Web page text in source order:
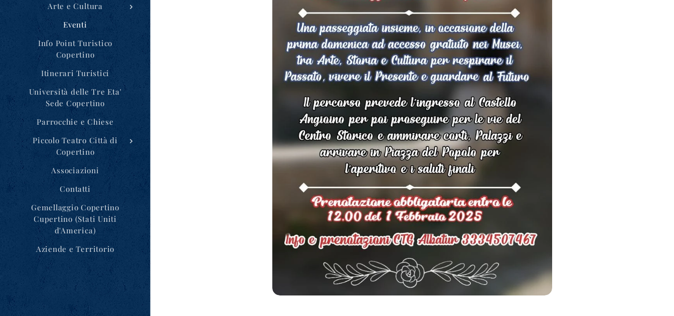
Arte e Cultura
Eventi
Info Point Turistico
Copertino
Itinerari Turistici
Università delle Tre Eta'
Sede Copertino
Parrocchie e Chiese
Piccolo Teatro Città di
Copertino
Associazioni
Contatti
Gemellaggio Copertino
Cupertino (Stati Uniti
d'America)
Aziende e Territorio